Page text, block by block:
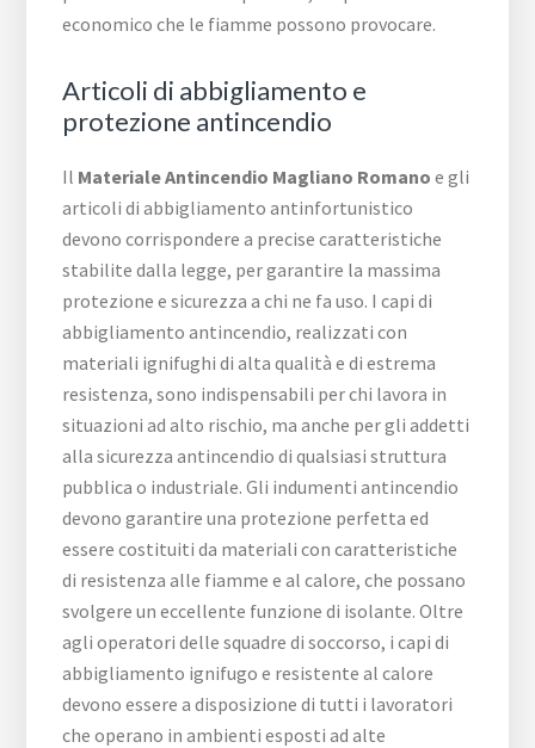
economico che le fiamme possono provocare.
Articoli di abbigliamento e
protezione antincendio
Il Materiale Antincendio Magliano Romano e gli
articoli di abbigliamento antinfortunistico
devono corrispondere a precise caratteristiche
stabilite dalla legge, per garantire la massima
protezione e sicurezza a chi ne fa uso. I capi di
abbigliamento antincendio, realizzati con
materiali ignifughi di alta qualità e di estrema
resistenza, sono indispensabili per chi lavora in
situazioni ad alto rischio, ma anche per gli addetti
alla sicurezza antincendio di qualsiasi struttura
pubblica o industriale. Gli indumenti antincendio
devono garantire una protezione perfetta ed
essere costituiti da materiali con caratteristiche
di resistenza alle fiamme e al calore, che possano
svolgere un eccellente funzione di isolante. Oltre
agli operatori delle squadre di soccorso, i capi di
abbigliamento ignifugo e resistente al calore
devono essere a disposizione di tutti i lavoratori
che operano in ambienti esposti ad alte